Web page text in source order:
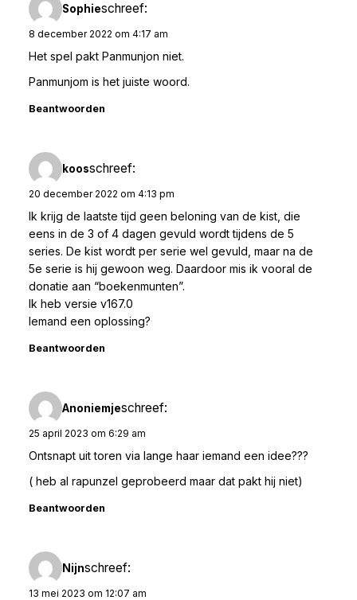
Sophieschreef:
8 december 2022 om 4:17 am
Het spel pakt Panmunjon niet.
Panmunjom is het juiste woord.
Beantwoorden
koosschreef:
20 december 2022 om 4:13 pm
Ik krijg de laatste tijd geen beloning van de kist, die
eens in de 3 of 4 dagen gevuld wordt tijdens de 5
series. De kist wordt per serie wel gevuld, maar na de
5e serie is hij gewoon weg. Daardoor mis ik vooral de
donatie aan “boekenmunten”.
Ik heb versie v167.0
Iemand een oplossing?
Beantwoorden
Anoniemjeschreef:
25 april 2023 om 6:29 am
Ontsnapt uit toren via lange haar iemand een idee???
( heb al rapunzel geprobeerd maar dat pakt hij niet)
Beantwoorden
Nijnschreef:
13 mei 2023 om 12:07 am